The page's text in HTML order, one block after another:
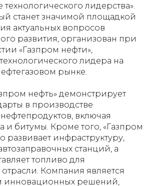
лидерства».
станет значимой площадкой
актуальных вопросов
развития, организован при
«Газпром нефти»,
лидера на
рынке.
нефть» демонстрирует
в производстве
включая
и битумы. Кроме того, «Газпром
развивает инфраструктуру,
станций, а
топливо для
Компания является
инновационных решений,